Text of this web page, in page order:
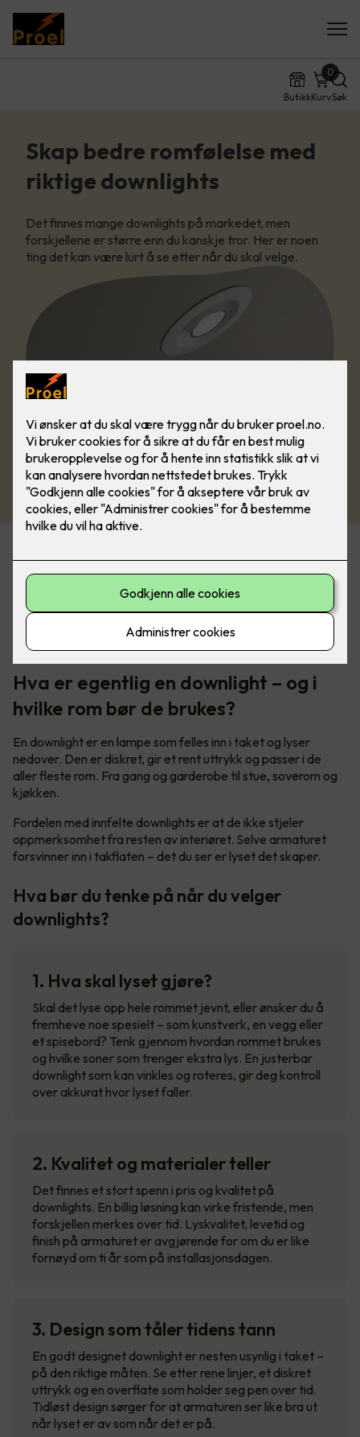
ButikkKurv
0
Søk
Skap bedre romfølelse med
riktige downlights
Det finnes mange downlights på markedet, men
forskjellene er større enn du kanskje tror. Her er noen
ting det kan være lurt å se etter når du skal velge.
du pusser opp eller renoverer, er det lett å prioritere fliser,
overflater og møbler, mens lyset ofte havner nederst på
lista. Det er synd, for riktig belysning er faktisk det som
Hva er egentlig en downlight – og i
hvilke rom bør de brukes?
En downlight er en lampe som felles inn i taket og lyser
nedover. Den er diskret, gir et rent uttrykk og passer i de
aller fleste rom. Fra gang og garderobe til stue, soverom og
kjøkken.
Fordelen med innfelte downlights er at de ikke stjeler
oppmerksomhet fra resten av interiøret. Selve armaturet
forsvinner inn i takflaten – det du ser er lyset det skaper.
Hva bør du tenke på når du velger
downlights?
1. Hva skal lyset gjøre?
Skal det lyse opp hele rommet jevnt, eller ønsker du å
fremheve noe spesielt – som kunstverk, en vegg eller
et spisebord? Tenk gjennom hvordan rommet brukes
og hvilke soner som trenger ekstra lys. En justerbar
downlight som kan vinkles og roteres, gir deg kontroll
over akkurat hvor lyset faller.
2. Kvalitet og materialer teller
Det finnes et stort spenn i pris og kvalitet på
downlights. En billig løsning kan virke fristende, men
forskjellen merkes over tid. Lyskvalitet, levetid og
finish på armaturet er avgjørende for om du er like
fornøyd om ti år som på installasjonsdagen.
3. Design som tåler tidens tann
En godt designet downlight er nesten usynlig i taket –
på den riktige måten. Se etter rene linjer, et diskret
uttrykk og en overflate som holder seg pen over tid.
Tidløst design sørger for at armaturen ser like bra ut
når lyset er av som når det er på.